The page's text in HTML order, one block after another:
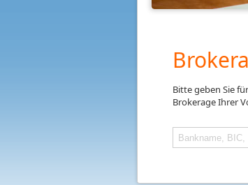
Bitte geben Sie
Brokerage Ihrer